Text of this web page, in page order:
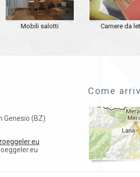
Mobili salotti Camere da
Genesio (BZ)
Come